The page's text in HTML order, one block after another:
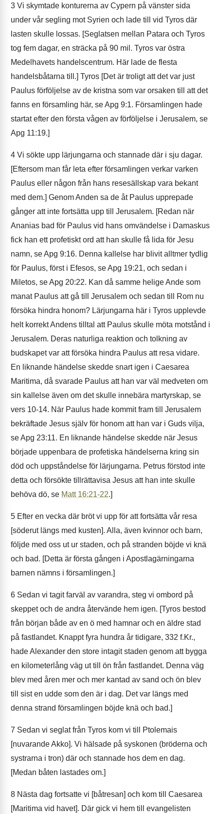
3 Vi skymtade konturerna av Cypern på vänster sida
under vår segling mot Syrien och lade till vid Tyros där
lasten skulle lossas. [Seglatsen mellan Patara och Tyros
tog fem dagar, en sträcka på 90 mil. Tyros var östra
Medelhavets handelscentrum. Här lade de flesta
handelsbåtarna till.] Tyros [Det är troligt att det var just
Paulus förföljelse av de kristna som var orsaken till att det
fanns en församling här, se Apg 9:1. Församlingen hade
startat efter den första vågen av förföljelse i Jerusalem, se
Apg 11:19.]
4 Vi sökte upp lärjungarna och stannade där i sju dagar.
[Eftersom man får leta efter församlingen verkar varken
Paulus eller någon från hans resesällskap vara bekant
med dem.] Genom Anden sa de åt Paulus upprepade
gånger att inte fortsätta upp till Jerusalem. [Redan när
Ananias bad för Paulus vid hans omvändelse i Damaskus
fick han ett profetiskt ord att han skulle få lida för Jesu
namn, se Apg 9:16. Denna kallelse har blivit alltmer tydlig
för Paulus, först i Efesos, se Apg 19:21, och sedan i
Miletos, se Apg 20:22. Kan då samme helige Ande som
manat Paulus att gå till Jerusalem och sedan till Rom nu
försöka hindra honom? Lärjungarna här i Tyros upplevde
helt korrekt Andens tilltal att Paulus skulle möta motstånd i
Jerusalem. Deras naturliga reaktion och tolkning av
budskapet var att försöka hindra Paulus att resa vidare.
En liknande händelse skedde snart igen i Caesarea
Maritima, då svarade Paulus att han var väl medveten om
sin kallelse även om det skulle innebära martyrskap, se
vers 10-14. När Paulus hade kommit fram till Jerusalem
bekräftade ­Jesus själv för honom att han var i Guds vilja,
se Apg 23:11. En liknande händelse skedde när Jesus
började uppenbara de profetiska händelserna kring sin
död och uppståndelse för lärjungarna. Petrus förstod inte
detta och försökte tillrättavisa Jesus att han inte skulle
behöva dö, se Matt 16:21-22.]
5 Efter en vecka där bröt vi upp för att fortsätta vår resa
[söderut längs med kusten]. Alla, även kvinnor och barn,
följde med oss ut ur staden, och på stranden böjde vi knä
och bad. [Detta är första gången i Apostlagärningarna
barnen nämns i församlingen.]
6 Sedan vi tagit farväl av varandra, steg vi ombord på
skeppet och de andra återvände hem igen. [Tyros bestod
från början både av en ö med hamnar och en äldre stad
på fastlandet. Knappt fyra hundra år tidigare, 332 f.Kr.,
hade Alexander den store intagit staden genom att bygga
en kilometerlång väg ut till ön från fastlandet. Denna väg
blev med åren mer och mer kantad av sand och ön blev
till sist en udde som den är i dag. Det var längs med
denna strand församlingen böjde knä och bad.]
7 Sedan vi seglat från Tyros kom vi till Ptolemais
[nuvarande Akko]. Vi hälsade på syskonen (bröderna och
systrarna i tron) där och stannade hos dem en dag.
[Medan båten lastades om.]
8 Nästa dag fortsatte vi [båtresan] och kom till Caesarea
[Maritima vid havet]. Där gick vi hem till evangelisten